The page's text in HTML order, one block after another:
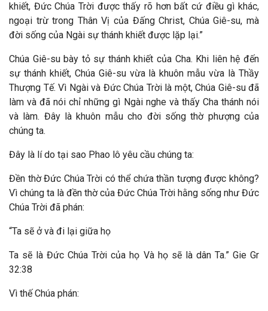
khiết, Đức Chúa Trời được thấy rõ hơn bất cứ điều gì khác,
ngoại trừ trong Thân Vị của Đấng Christ, Chúa Giê-su, mà
đời sống của Ngài sự thánh khiết được lặp lại.”
Chúa Giê-su bày tỏ sự thánh khiết của Cha. Khi liên hệ đến
sự thánh khiết, Chúa Giê-su vừa là khuôn mẫu vừa là Thầy
Thượng Tế. Vì Ngài và Đức Chúa Trời là một, Chúa Giê-su đã
làm và đã nói chỉ những gì Ngài nghe và thấy Cha thánh nói
và làm. Đây là khuôn mẫu cho đời sống thờ phượng của
chúng ta.
Đây là lí do tại sao Phao lô yêu cầu chúng ta:
Đền thờ Đức Chúa Trời có thể chứa thần tượng được không?
Vì chúng ta là đền thờ của Đức Chúa Trời hằng sống như Đức
Chúa Trời đã phán:
“Ta sẽ ở và đi lại giữa họ
Ta sẽ là Đức Chúa Trời của họ Và họ sẽ là dân Ta.” Gie Gr
32:38
Vì thế Chúa phán: